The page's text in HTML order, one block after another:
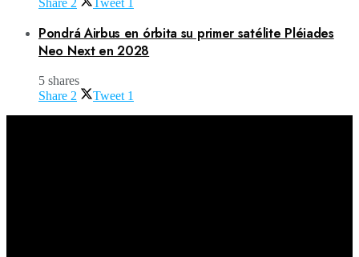
Share 2 Tweet 1
Pondrá Airbus en órbita su primer satélite Pléiades
Neo Next en 2028
5 shares
Share 2 Tweet 1